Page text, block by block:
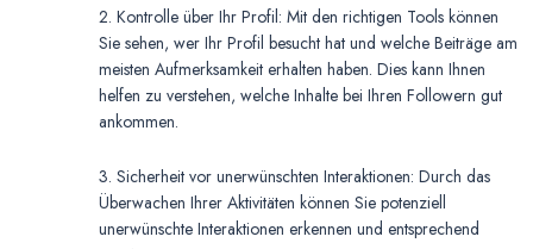
2. Kontrolle über Ihr Profil: Mit den richtigen Tools können
Sie sehen, wer Ihr Profil besucht hat und welche Beiträge am
meisten Aufmerksamkeit erhalten haben. Dies kann Ihnen
helfen zu verstehen, welche Inhalte bei Ihren Followern gut
ankommen.
3. Sicherheit vor unerwünschten Interaktionen: Durch das
Überwachen Ihrer Aktivitäten können Sie potenziell
unerwünschte Interaktionen erkennen und entsprechend